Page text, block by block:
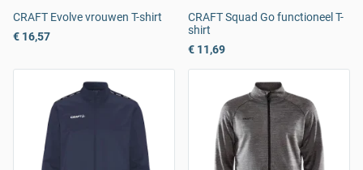
CRAFT Evolve vrouwen T-shirt
€ 16,57
CRAFT Squad Go functioneel T-
shirt
€ 11,69